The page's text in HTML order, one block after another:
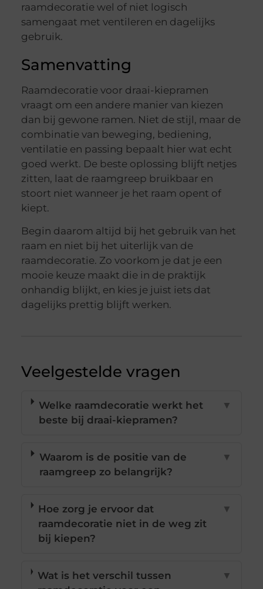
raamdecoratie wel of niet logisch
samengaat met ventileren en dagelijks
gebruik.
Samenvatting
Raamdecoratie voor draai-kiepramen
vraagt om een andere manier van kiezen
dan bij gewone ramen. Niet de stijl, maar de
combinatie van beweging, bediening,
ventilatie en passing bepaalt hier wat echt
goed werkt. De beste oplossing blijft netjes
zitten, laat de raamgreep bruikbaar en
stoort niet wanneer je het raam opent of
kiept.
Begin daarom altijd bij het gebruik van het
raam en niet bij het uiterlijk van de
raamdecoratie. Zo voorkom je dat je een
mooie keuze maakt die in de praktijk
onhandig blijkt, en kies je juist iets dat
dagelijks prettig blijft werken.
Veelgestelde vragen
Welke raamdecoratie werkt het
beste bij draai-kiepramen?
▼
Waarom is de positie van de
raamgreep zo belangrijk?
▼
Hoe zorg je ervoor dat
raamdecoratie niet in de weg zit
bij kiepen?
▼
Wat is het verschil tussen
▼